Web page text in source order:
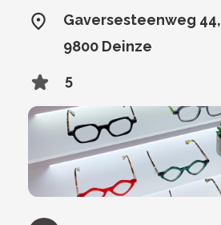
Gaversesteenweg 44,
9800 Deinze
5